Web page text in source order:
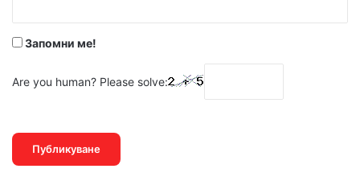
Запомни ме!
Are you human? Please solve: